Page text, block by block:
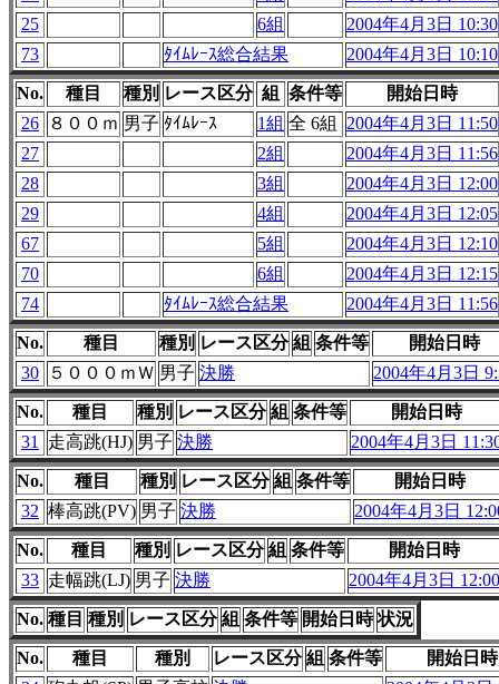
25
6組
2004年4月3日 10:30
73
ﾀｲﾑﾚｰｽ総合結果 2004年4月3日 10:10
No. 種目 種別 レース区分 組 条件等
開始日時
26
８００ｍ 男子 ﾀｲﾑﾚｰｽ 1組 全 6組
2004年4月3日 11:50
27
2組
2004年4月3日 11:56
28
3組
2004年4月3日 12:00
29
4組
2004年4月3日 12:05
67
5組
2004年4月3日 12:10
70
6組
2004年4月3日 12:15
74
ﾀｲﾑﾚｰｽ総合結果 2004年4月3日 11:56
No. 種目 種別 レース区分 組 条件等
開始日時
30
５０００ｍＷ 男子 決勝 2004年4月3日
No. 種目 種別 レース区分 組 条件等
開始日時
31
走高跳(HJ) 男子 決勝 2004年4月3日
No. 種目 種別 レース区分 組 条件等
開始日時
32 棒高跳(PV) 男子 決勝 2004年4月3日
No. 種目 種別 レース区分 組 条件等
開始日時
33 走幅跳(LJ) 男子 決勝 2004年4月3日 12:00
No. 種目 種別 レース区分 組 条件等 開始日時 状況
No. 種目 種別 レース区分 組 条件等
開始日時